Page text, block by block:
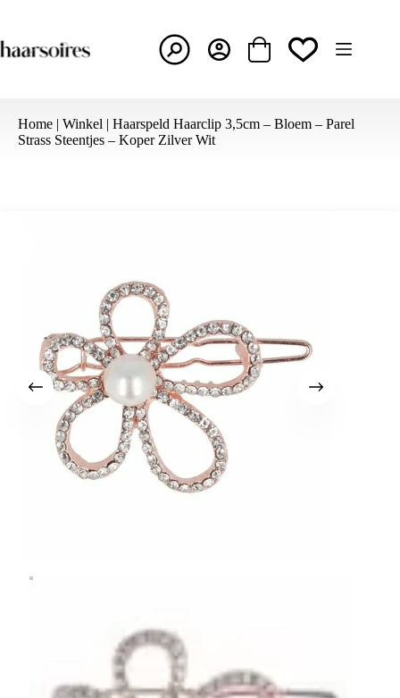
de
inhoud
Winkelwagen
Home | Winkel | Haarspeld Haarclip 3,5cm – Bloem – Parel
Strass Steentjes – Koper Zilver Wit